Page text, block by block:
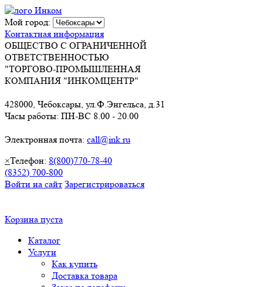
Мой город:
Контактная информация
ОБЩЕСТВО С ОГРАНИЧЕННОЙ
ОТВЕТСТВЕННОСТЬЮ
"ТОРГОВО-ПРОМЫШЛЕННАЯ
КОМПАНИЯ "ИНКОМЦЕНТР"
428000, Чебоксары, ул.Ф.Энгельса, д.31
Часы работы: ПН-ВС 8.00 - 20.00
Электронная почта: call@ink.ru
×Телефон: 8(800)770-78-40
(8352) 700-800
Войти на сайт Зарегистрироваться
Корзина пуста
Каталог
Услуги
Как купить
Доставка товара